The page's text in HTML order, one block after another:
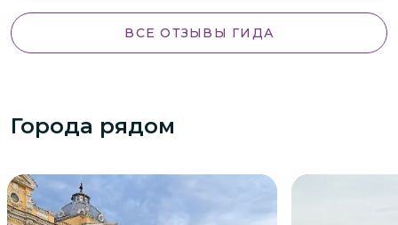
ВСЕ ОТЗЫВЫ ГИДА
Города рядом